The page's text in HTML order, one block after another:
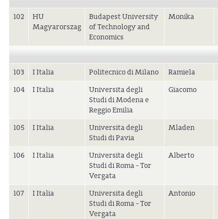
102
HU
Magyarorszag
Budapest University
of Technology and
Economics
Monika
103 I Italia Politecnico di Milano Ramiela
104
I Italia
Universita degli
Studi di Modena e
Reggio Emilia
Giacomo
105 I Italia
Universita degli
Studi di Pavia
Mladen
106 I Italia
Universita degli
Studi di Roma - Tor
Vergata
Alberto
107 I Italia
Universita degli
Studi di Roma - Tor
Vergata
Antonio